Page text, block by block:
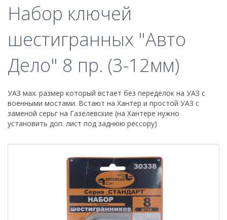
Набор ключей
шестигранных "Авто
Дело" 8 пр. (3-12мм)
УАЗ мах. размер который встает без переделок на УАЗ с
военными мостами. Встают на Хантер и простой УАЗ с
заменой серьг на Газелевские (на Хантере нужно
установить доп. лист под заднюю рессору)